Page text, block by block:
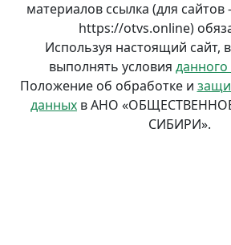
материалов ссылка (для сайтов
https://otvs.online)
Используя настоящий сайт,
выполнять условия
Положение об обработке и
данных в АНО
СИБИРИ».